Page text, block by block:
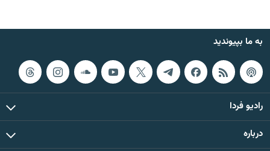
به ما بپیوندید
رادیو فردا
درباره